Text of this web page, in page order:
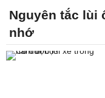
Nguyên tắc lùi
nhớ